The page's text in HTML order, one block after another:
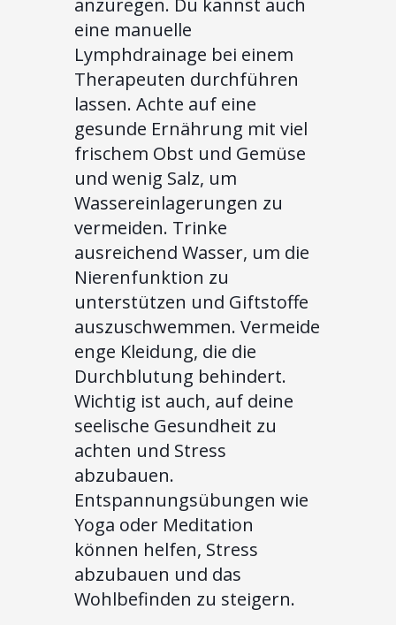
anzuregen. Du kannst auch
eine manuelle
Lymphdrainage bei einem
Therapeuten durchführen
lassen. Achte auf eine
gesunde Ernährung mit viel
frischem Obst und Gemüse
und wenig Salz, um
Wassereinlagerungen zu
vermeiden. Trinke
ausreichend Wasser, um die
Nierenfunktion zu
unterstützen und Giftstoffe
auszuschwemmen. Vermeide
enge Kleidung, die die
Durchblutung behindert.
Wichtig ist auch, auf deine
seelische Gesundheit zu
achten und Stress
abzubauen.
Entspannungsübungen wie
Yoga oder Meditation
können helfen, Stress
abzubauen und das
Wohlbefinden zu steigern.